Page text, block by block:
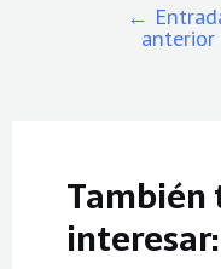
←
anterior
También
interesar: